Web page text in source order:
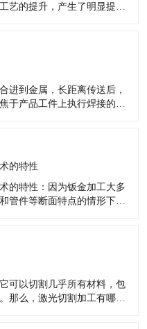
艺的提升，产生了明显提
操作更轻轻松松。 大家知
进到金属，长距离传送后，
于产品工件上执行焊接的一
此同时加工，为更高精度的
的特性
的特性：因为钣金加工大多
管件等断面特点的情形下，
的商品，且制造的钢结构商
可以切割几乎所有材料，包
那么，激光切割加工有哪些